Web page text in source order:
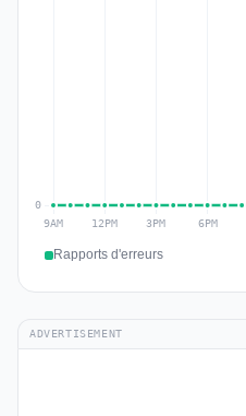
Rapports d'erreurs
ADVERTISEMENT